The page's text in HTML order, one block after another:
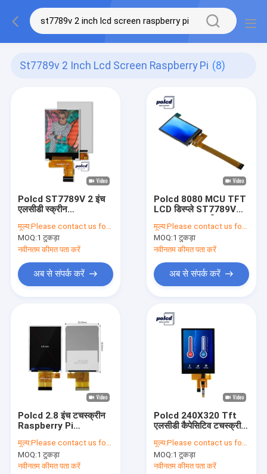
St7789v 2 Inch Lcd Screen Raspberry Pi (8)
Polcd ST7789V 2 इंच
एलसीडी स्क्रीन
240X320 Tft एलसीडी
मॉड्यूल
मूल्य:Please contact us for latest price
MOQ:1 टुकड़ा
नवीनतम कीमत पता करें
अब से संपर्क करें
Polcd 8080 MCU TFT
LCD डिस्प्ले ST7789V
रास्पबेरी पाई
मूल्य:Please contact us for latest price
MOQ:1 टुकड़ा
नवीनतम कीमत पता करें
अब से संपर्क करें
Polcd 2.8 इंच टचस्क्रीन
Raspberry Pi
240x320 16 बिट 300
Nit के लिए
मूल्य:Please contact us for latest price
MOQ:1 टुकड़ा
नवीनतम कीमत पता करें
Polcd 240X320 Tft
एलसीडी कैपेसिटिव टचस्क्रीन
एलसीडी शील्ड रास्पबेरी पाई
मूल्य:Please contact us for latest price
MOQ:1 टुकड़ा
नवीनतम कीमत पता करें